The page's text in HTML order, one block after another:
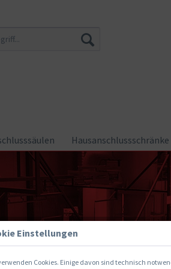
Hausanschlussschränke
Einstellungen
Cookies. Einige davon sind technisch